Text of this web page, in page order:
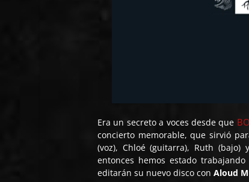
Era un secreto a voces desde que
concierto memorable, que sirvió
(voz), Chloé (guitarra), Ruth
entonces hemos estado
editarán su nuevo disco con Aloud